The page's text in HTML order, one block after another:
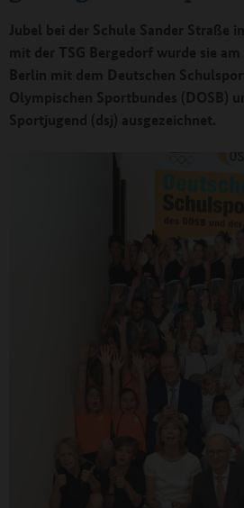
Jubel bei der Schule Sander Straße
mit der TSG Bergedorf wurde sie
Berlin mit dem Deutschen
Olympischen Sportbundes (DOSB)
Sportjugend (dsj) ausgezeichnet.